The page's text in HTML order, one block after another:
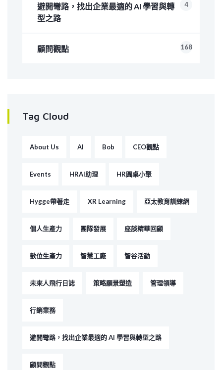
避開彎路，找出企業最適的 AI 學習與轉
型之路
4
顧問觀點 168
Tag Cloud
About Us AI Bob CEO觀點
Events HRAI助理 HR圓桌小聚
Hygge帶著走 XR Learning 亞太教育訓練網
個人生產力 團隊發展 座談精華回顧
數位生產力 智慧工廠 智谷活動
未來人飛行日誌 策略願景塑造 管理領導
行銷業務
避開彎路，找出企業最適的 AI 學習與轉型之路
顧問觀點